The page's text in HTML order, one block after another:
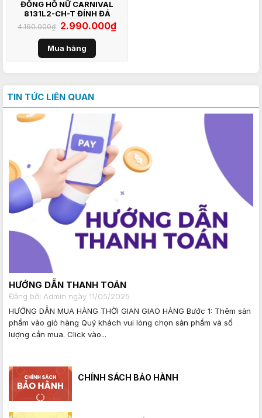
ĐỒNG HỒ NỮ CARNIVAL
8131L2-CH-T ĐÍNH ĐÁ
4.160.000₫ Giá
gốc
là:
4.160.000₫.
2.990.000₫Giá
hiện
Mua hàng
TIN TỨC LIÊN QUAN
HƯỚNG DẪN THANH TOÁN
Đăng bởi Admin ngày 11/05/2025
HƯỚNG DẪN MUA HÀNG THỜI GIAN GIAO HÀNG Bước 1: Thêm sản
phẩm vào giỏ hàng Quý khách vui lòng chọn sản phẩm và số
lượng cần mua. Click vào...
CHÍNH SÁCH BẢO HÀNH